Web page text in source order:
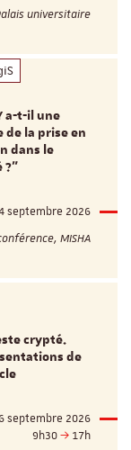
universitaire
a-t-il une
la prise en
dans le
?"
septembre 2026
MISHA
crypté.
de
septembre 2026
9h30
17h